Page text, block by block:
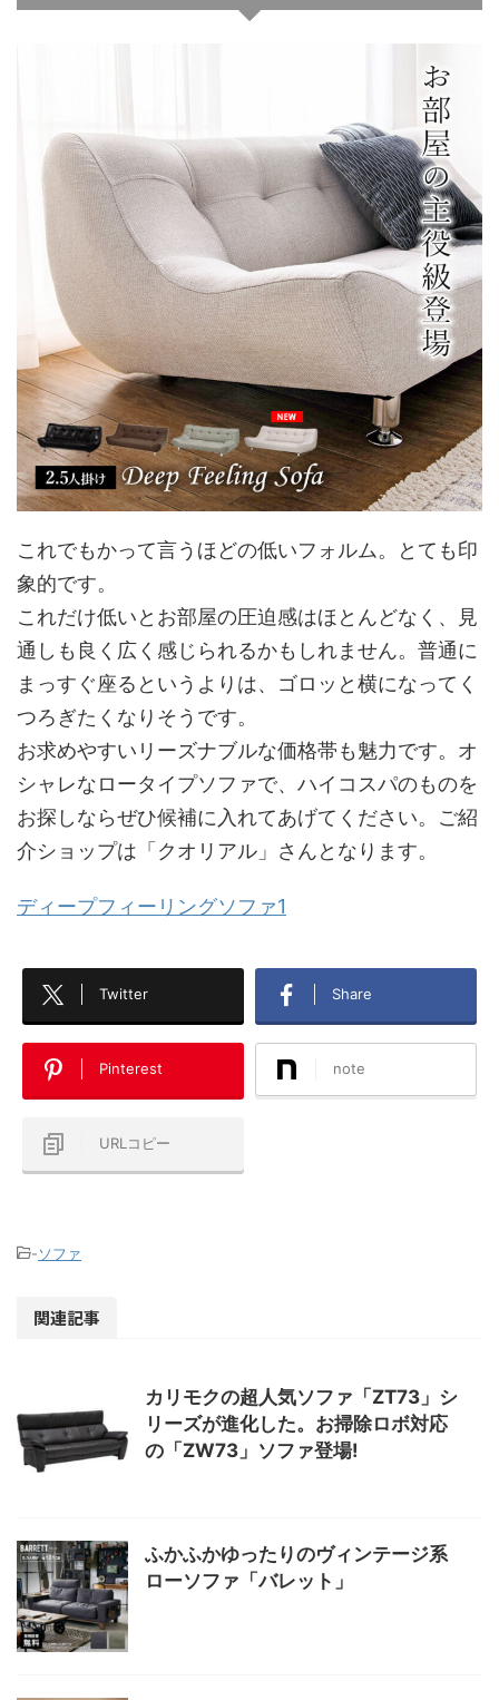
これでもかって言うほどの低いフォルム。とても印
象的です。
これだけ低いとお部屋の圧迫感はほとんどなく、見
通しも良く広く感じられるかもしれません。普通に
まっすぐ座るというよりは、ゴロッと横になってく
つろぎたくなりそうです。
お求めやすいリーズナブルな価格帯も魅力です。オ
シャレなロータイプソファで、ハイコスパのものを
お探しならぜひ候補に入れてあげてください。ご紹
介ショップは「クオリアル」さんとなります。
ディープフィーリングソファ1
Twitter Share
Pinterest note
URLコピー
-ソファ
関連記事
カリモクの超人気ソファ「ZT73」シ
リーズが進化した。お掃除ロボ対応
の「ZW73」ソファ登場!
ふかふかゆったりのヴィンテージ系
ローソファ「バレット」